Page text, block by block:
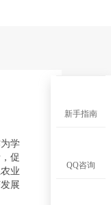
学
促
业
展
新手指南
QQ咨询